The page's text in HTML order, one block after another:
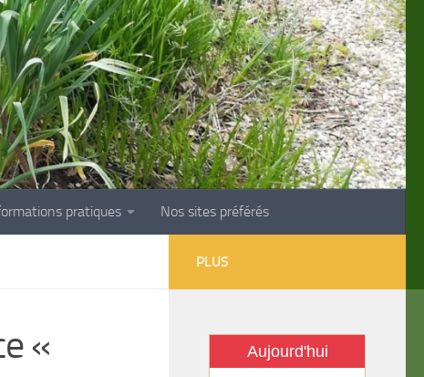
pratiques Nos sites préférés
«
PLUS
Aujourd'hui